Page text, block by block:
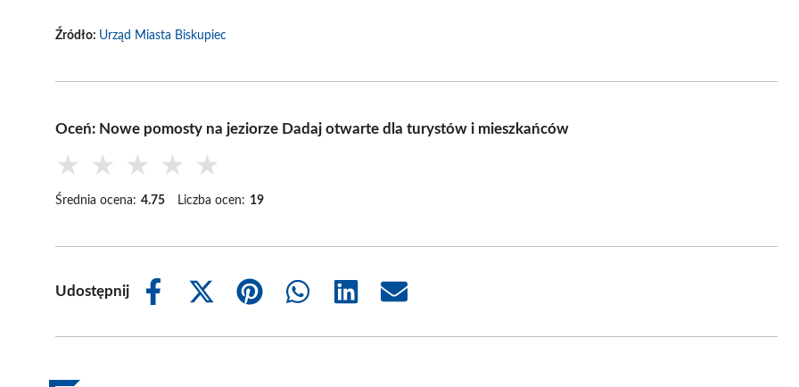
Źródło: Urząd Miasta Biskupiec
Oceń: Nowe pomosty na jeziorze Dadaj otwarte dla turystów i mieszkańców
★ ★ ★ ★ ★
Średnia ocena: 4.75 Liczba ocen: 19
Udostępnij
Share
Share
(Twitter)
Share
Share
Share
Share